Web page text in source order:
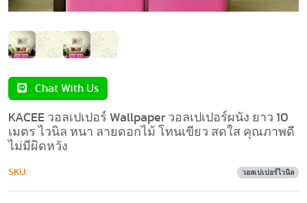
Chat With Us
KACEE วอลเปเปอร์ Wallpaper วอลเปเปอร์ผนัง ยาว 10
เมตร ไวนิล หนา ลายดอกไม้ โทนเขียว สดใส คุณภาพดี
ไม่มีผิดหวัง
SKU: วอลเปเปอร์ไวนิล